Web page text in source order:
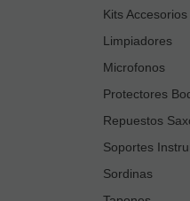
Kits
Limpiadores
Microfonos
Protectores
Repuestos
Soportes
Sordinas